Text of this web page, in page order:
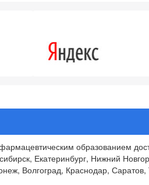
образованием
Екатеринбург, Нижний
Волгоград, Краснодар,